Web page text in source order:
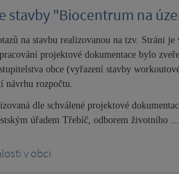
stavby "Biocentrum na
na stavbu realizovanou na tzv. Stráni
projektové dokumentace bylo
obce (vyřazení stavby
návrhu rozpočtu.
dle schválené projektové
úřadem Třebíč, odborem životního ...
v obci